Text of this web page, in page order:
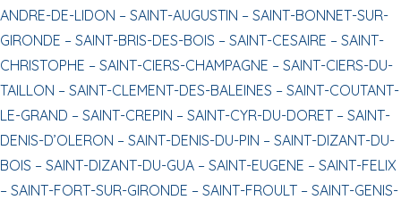
ANDRE-DE-LIDON – SAINT-AUGUSTIN – SAINT-BONNET-SUR-
GIRONDE – SAINT-BRIS-DES-BOIS – SAINT-CESAIRE – SAINT-
CHRISTOPHE – SAINT-CIERS-CHAMPAGNE – SAINT-CIERS-DU-
TAILLON – SAINT-CLEMENT-DES-BALEINES – SAINT-COUTANT-
LE-GRAND – SAINT-CREPIN – SAINT-CYR-DU-DORET – SAINT-
DENIS-D’OLERON – SAINT-DENIS-DU-PIN – SAINT-DIZANT-DU-
BOIS – SAINT-DIZANT-DU-GUA – SAINT-EUGENE – SAINT-FELIX
– SAINT-FORT-SUR-GIRONDE – SAINT-FROULT – SAINT-GENIS-